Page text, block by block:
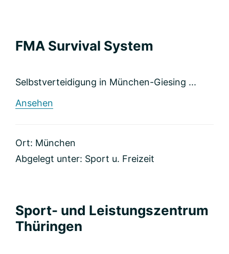
FMA Survival System
Selbstverteidigung in München-Giesing ...
Ansehen
Ort: München
Abgelegt unter: Sport u. Freizeit
Sport- und Leistungszentrum
Thüringen